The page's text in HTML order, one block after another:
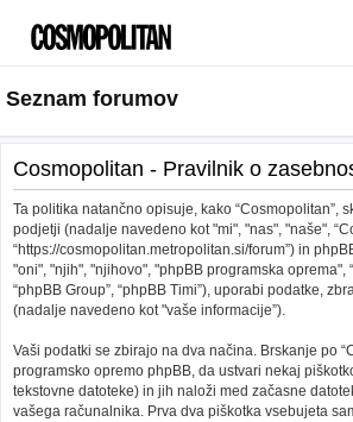
Seznam forumov
Cosmopolitan - Pravilnik o
Ta politika natančno opisuje, kako “Cosmopolitan”,
podjetji (nadalje navedeno kot "mi", "nas", "naše",
“https://cosmopolitan.metropolitan.si/forum”) in
"oni", "njih", "njihovo", "phpBB programska oprema",
“phpBB Group”, “phpBB Timi”), uporabi podatke,
(nadalje navedeno kot "vaše informacije”).
Vaši podatki se zbirajo na dva načina. Brskanje po
programsko opremo phpBB, da ustvari nekaj
tekstovne datoteke) in jih naloži med začasne
vašega računalnika. Prva dva piškotka vsebujeta